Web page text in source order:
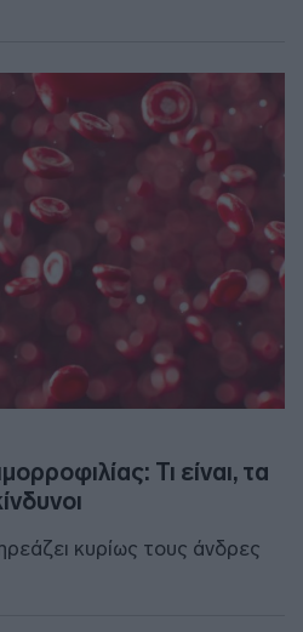
Τι είναι, τα
κυρίως τους άνδρες